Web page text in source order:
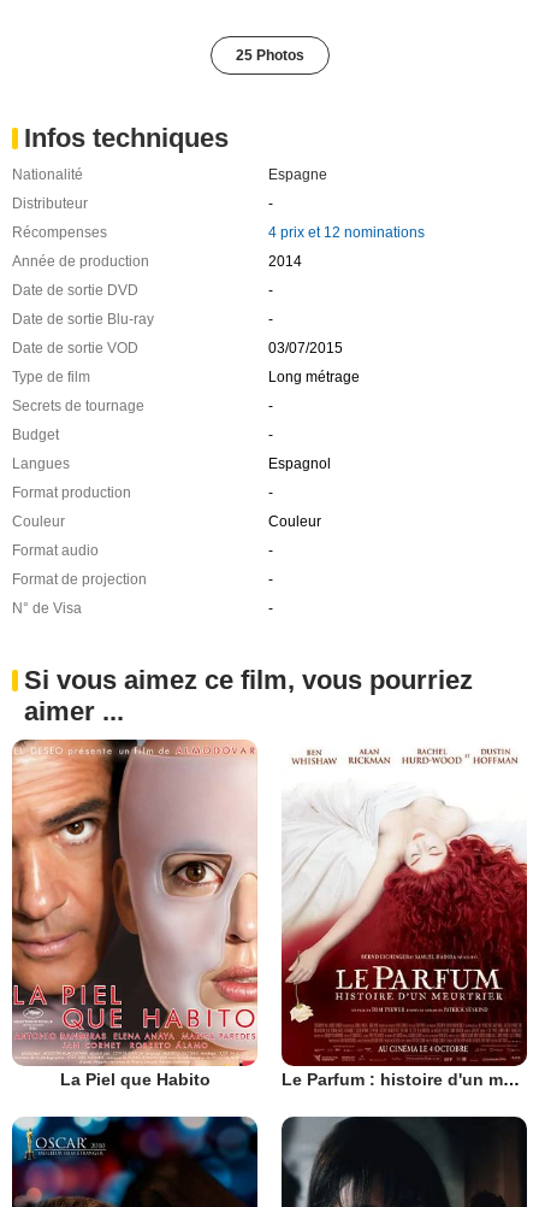
25 Photos
Infos techniques
Nationalité
Espagne
Distributeur
-
Récompenses
4 prix et 12 nominations
Année de production
2014
Date de sortie DVD
-
Date de sortie Blu-ray
-
Date de sortie VOD
03/07/2015
Type de film
Long métrage
Secrets de tournage
-
Budget
-
Langues
Espagnol
Format production
-
Couleur
Couleur
Format audio
-
Format de projection
-
N° de Visa
-
Si vous aimez ce film, vous pourriez
aimer ...
La Piel que Habito Le Parfum : histoire d'un meurtrier